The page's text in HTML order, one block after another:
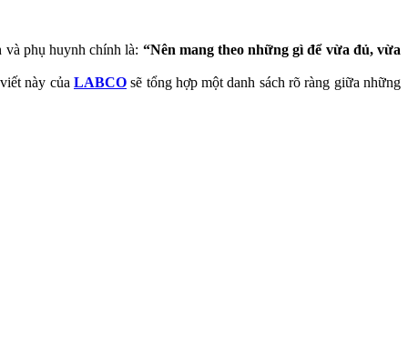
phụ huynh chính là: “Nên mang theo những gì để vừa đủ, vừa
này của LABCOsẽ tổng hợp một danh sách rõ ràng giữa những